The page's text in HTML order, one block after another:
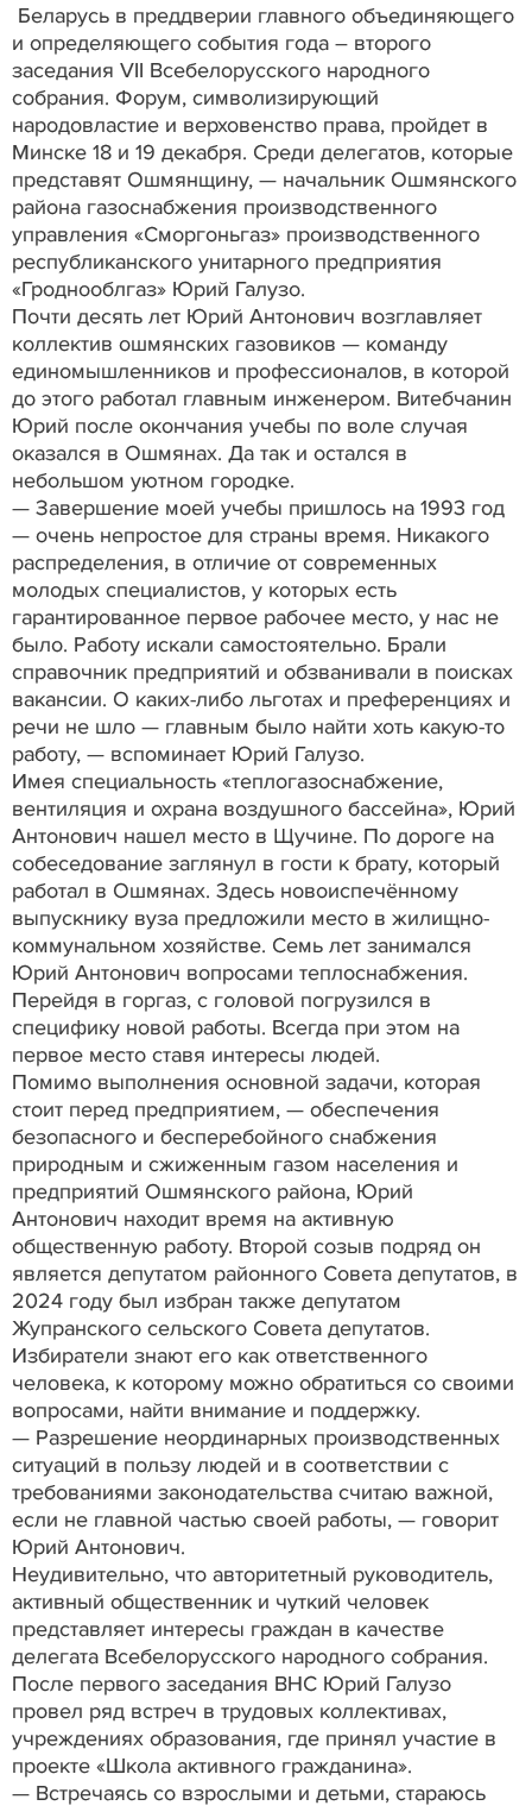
Беларусь в преддверии главного объединяющего
и определяющего события года – второго
заседания VII Всебелорусского народного
собрания. Форум, символизирующий
народовластие и верховенство права, пройдет в
Минске 18 и 19 декабря. Среди делегатов, которые
представят Ошмянщину, — начальник Ошмянского
района газоснабжения производственного
управления «Сморгоньгаз» производственного
республиканского унитарного предприятия
«Гроднооблгаз» Юрий Галузо.
Почти десять лет Юрий Антонович возглавляет
коллектив ошмянских газовиков — команду
единомышленников и профессионалов, в которой
до этого работал главным инженером. Витебчанин
Юрий после окончания учебы по воле случая
оказался в Ошмянах. Да так и остался в
небольшом уютном городке.
— Завершение моей учебы пришлось на 1993 год
— очень непростое для страны время. Никакого
распределения, в отличие от современных
молодых специалистов, у которых есть
гарантированное первое рабочее место, у нас не
было. Работу искали самостоятельно. Брали
справочник предприятий и обзванивали в поисках
вакансии. О каких-либо льготах и преференциях и
речи не шло — главным было найти хоть какую-то
работу, — вспоминает Юрий Галузо.
Имея специальность «теплогазоснабжение,
вентиляция и охрана воздушного бассейна», Юрий
Антонович нашел место в Щучине. По дороге на
собеседование заглянул в гости к брату, который
работал в Ошмянах. Здесь новоиспечённому
выпускнику вуза предложили место в жилищно-
коммунальном хозяйстве. Семь лет занимался
Юрий Антонович вопросами теплоснабжения.
Перейдя в горгаз, с головой погрузился в
специфику новой работы. Всегда при этом на
первое место ставя интересы людей.
Помимо выполнения основной задачи, которая
стоит перед предприятием, — обеспечения
безопасного и бесперебойного снабжения
природным и сжиженным газом населения и
предприятий Ошмянского района, Юрий
Антонович находит время на активную
общественную работу. Второй созыв подряд он
является депутатом районного Совета депутатов, в
2024 году был избран также депутатом
Жупранского сельского Совета депутатов.
Избиратели знают его как ответственного
человека, к которому можно обратиться со своими
вопросами, найти внимание и поддержку.
— Разрешение неординарных производственных
ситуаций в пользу людей и в соответствии с
требованиями законодательства считаю важной,
если не главной частью своей работы, — говорит
Юрий Антонович.
Неудивительно, что авторитетный руководитель,
активный общественник и чуткий человек
представляет интересы граждан в качестве
делегата Всебелорусского народного собрания.
После первого заседания ВНС Юрий Галузо
провел ряд встреч в трудовых коллективах,
учреждениях образования, где принял участие в
проекте «Школа активного гражданина».
— Встречаясь со взрослыми и детьми, стараюсь